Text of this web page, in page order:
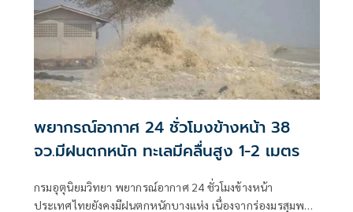
พยากรณ์อากาศ 24 ชั่วโมงข้างหน้า 38
จว.มีฝนตกหนัก ทะเลมีคลื่นสูง 1-2 เมตร
กรมอุตุนิยมวิทยา พยากรณ์อากาศ 24 ชั่วโมงข้างหน้า
ประเทศไทยยังคงมีฝนตกหนักบางแห่ง เนื่องจากร่องมรสุมพาด